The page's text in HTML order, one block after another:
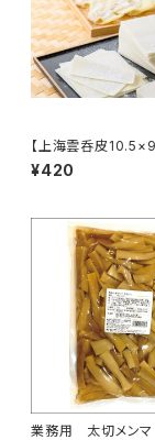
【上海雲呑皮
ｇ、約41枚入《人気商
¥420
業務用 太切メン